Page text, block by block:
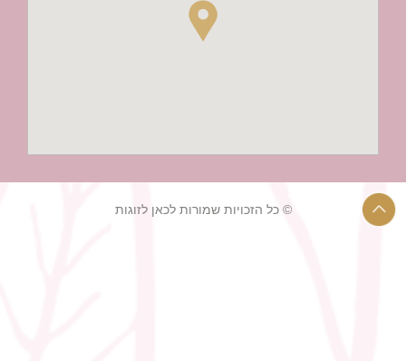
© כל הזכויות שמורות לכאן לזוגות